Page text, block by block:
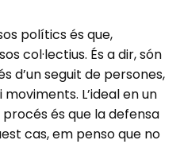
polítics és que,
col·lectius. És a dir, són
d’un seguit de persones,
L’ideal en un
és que la defensa
cas, em penso que no